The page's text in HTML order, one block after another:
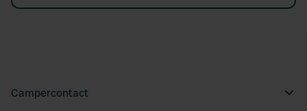
Campercontact